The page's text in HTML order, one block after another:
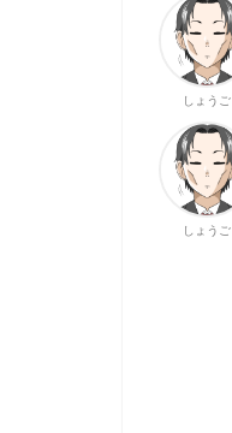
しょうご
しょうご